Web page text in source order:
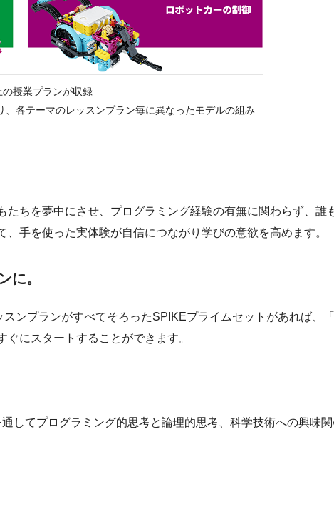
授業プランが収録
各テーマのレッスンプラン毎に異なったモデルの組み
ちを夢中にさせ、プログラミング経験の有無に関わらず、誰
手を使った実体験が自信につながり学びの意欲を高めます。
に。
ンプランがすべてそろったSPIKEプライムセットがあれば、
にスタートすることができます。
してプログラミング的思考と論理的思考、科学技術への興味